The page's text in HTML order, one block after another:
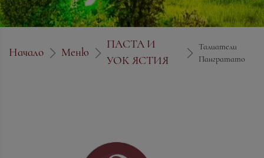
Начало Меню
ПАСТА И
УОК ЯСТИЯ
Талиатели
Пангратато